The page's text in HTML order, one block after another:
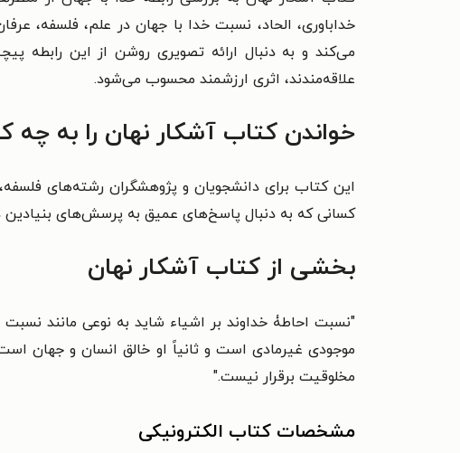
خداباوری، الحاد، نسبت خدا با جهان در علم، فلسفه،
می‌کند و به دنبال ارائه تصویری روشن از این رابطه
علاقه‌مندند، اثری ارزشمند محسوب می‌شود.
خواندن کتاب آشکار نهان را به
این کتاب برای دانشجویان و پژوهشگران رشته‌های
کسانی که به دنبال پاسخ‌های عمیق به پرسش‌های بنیادین
بخشی از کتاب آشکار نهان
"نسبت احاطۀ خداوند بر اشیاء شاید به نوعی مانند
موجودی غیرمادی است و ثانیاً او خالق انسان و جهان
مخلوقیت برقرار نیست."
مشخصات کتاب الکترونیکی